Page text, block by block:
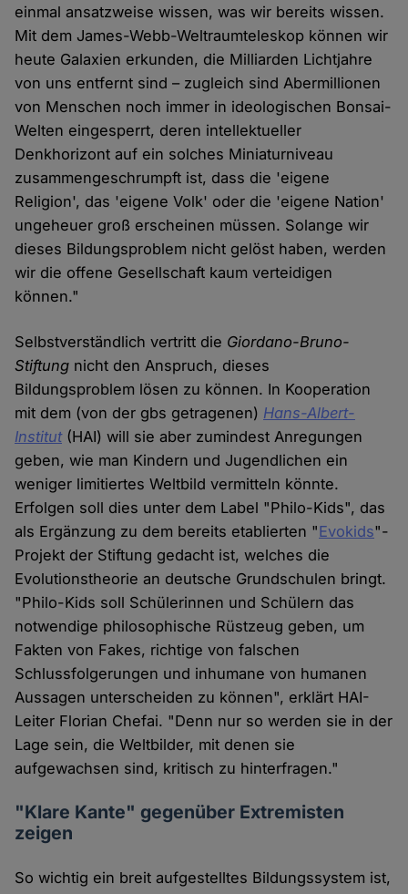
einmal ansatzweise wissen, was wir bereits wissen.
Mit dem James-Webb-Weltraumteleskop können wir
heute Galaxien erkunden, die Milliarden Lichtjahre
von uns entfernt sind – zugleich sind Abermillionen
von Menschen noch immer in ideologischen Bonsai-
Welten eingesperrt, deren intellektueller
Denkhorizont auf ein solches Miniaturniveau
zusammengeschrumpft ist, dass die 'eigene
Religion', das 'eigene Volk' oder die 'eigene Nation'
ungeheuer groß erscheinen müssen. Solange wir
dieses Bildungsproblem nicht gelöst haben, werden
wir die offene Gesellschaft kaum verteidigen
können."
Selbstverständlich vertritt die Giordano-Bruno-
Stiftung nicht den Anspruch, dieses
Bildungsproblem lösen zu können. In Kooperation
mit dem (von der gbs getragenen) Hans-Albert-
Institut(HAI) will sie aber zumindest Anregungen
geben, wie man Kindern und Jugendlichen ein
weniger limitiertes Weltbild vermitteln könnte.
Erfolgen soll dies unter dem Label "Philo-Kids", das
als Ergänzung zu dem bereits etablierten "Evokids"-
Projekt der Stiftung gedacht ist, welches die
Evolutionstheorie an deutsche Grundschulen bringt.
"Philo-Kids soll Schülerinnen und Schülern das
notwendige philosophische Rüstzeug geben, um
Fakten von Fakes, richtige von falschen
Schlussfolgerungen und inhumane von humanen
Aussagen unterscheiden zu können", erklärt HAI-
Leiter Florian Chefai. "Denn nur so werden sie in der
Lage sein, die Weltbilder, mit denen sie
aufgewachsen sind, kritisch zu hinterfragen."
"Klare Kante" gegenüber Extremisten
zeigen
So wichtig ein breit aufgestelltes Bildungssystem ist,